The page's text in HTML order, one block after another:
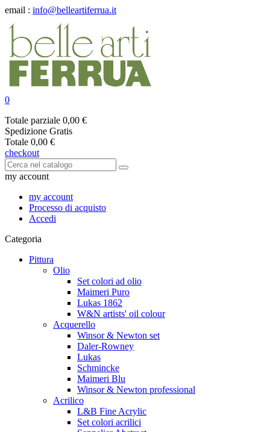
email : info@belleartiferrua.it
0
Totale parziale 0,00 €
Spedizione Gratis
Totale 0,00 €
checkout
my account
my account
Processo di acquisto
Accedi
Categoria
Pittura
Olio
Set colori ad olio
Maimeri Puro
Lukas 1862
W&N artists' oil colour
Acquerello
Winsor & Newton set
Daler-Rowney
Lukas
Schmincke
Maimeri Blu
Winsor & Newton professional
Acrilico
L&B Fine Acrylic
Set colori acrilici